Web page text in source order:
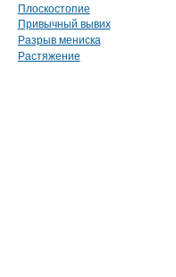
Плоскостопие
Привычный вывих
Разрыв мениска
Растяжение